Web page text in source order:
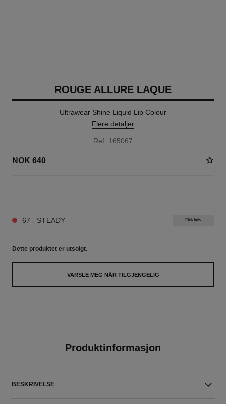
ROUGE ALLURE LAQUE
Ultrawear Shine Liquid Lip Colour
Flere detaljer
Ref. 165067
NOK 640
67 - STEADY Eksklusiv
Dette produktet er utsolgt.
VARSLE MEG NÅR TILGJENGELIG
Produktinformasjon
BESKRIVELSE